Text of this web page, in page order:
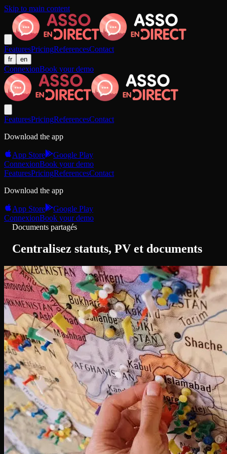
Skip to main content
FeaturesPricingReferencesContact
fr en
ConnexionBook your demo
FeaturesPricingReferencesContact
Download the app
App Store
Google Play
ConnexionBook your demo
FeaturesPricingReferencesContact
Download the app
App Store
Google Play
ConnexionBook your demo
Documents partagés
Centralisez statuts, PV et documents